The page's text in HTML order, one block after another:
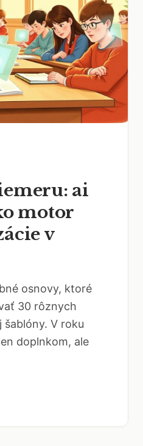
ai
motor
v
osnovy, ktoré
30 rôznych
šablóny. V roku
doplnkom, ale